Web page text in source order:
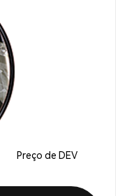
Preço de DEV